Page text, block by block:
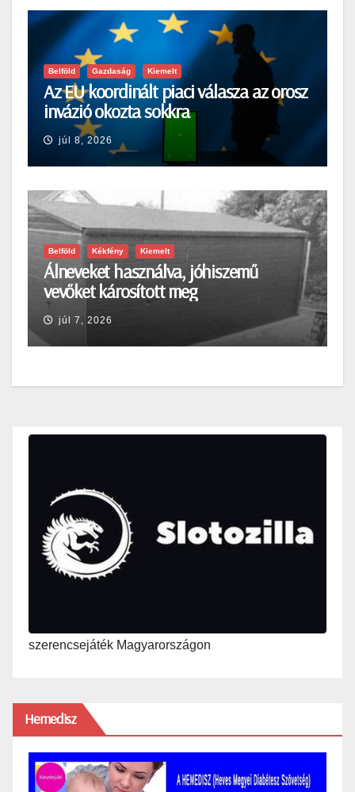
Belföld Gazdaság Kiemelt
Az EU koordinált piaci válasza az orosz
invázió okozta sokkra
júl 8, 2026
Belföld Kékfény Kiemelt
Álneveket használva, jóhiszemű
vevőket károsított meg
júl 7, 2026
szerencsejáték Magyarországon
Hemedisz